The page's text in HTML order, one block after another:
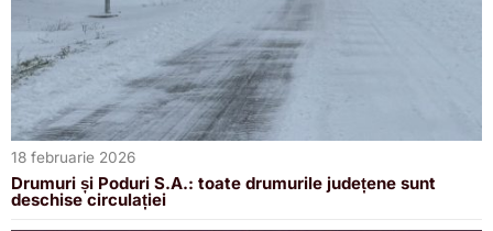
18 februarie 2026
Drumuri și Poduri S.A.: toate drumurile județene sunt
deschise circulației